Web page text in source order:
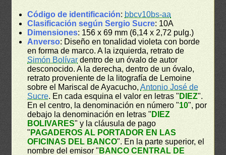
Código de identificación: bbcv10bs-aa
Clasificación según Sergio Sucre: 10A
Dimensiones: 156 x 69 mm (6,14 x 2,72 pulg.)
Anverso: Diseño en tonalidad violeta con borde
en forma de marco. A la izquierda, retrato de
Simón Bolívar dentro de un óvalo de autor
desconocido. A la derecha, dentro de un óvalo,
retrato proveniente de la litografía de Lemoine
sobre el Mariscal de Ayacucho,Antonio José de
Sucre. En cada esquina el valor en letras " DIEZ".
En el centro, la denominación en número "10", por
debajo la denominación en letras " DIEZ
BOLIVARES" y la cláusula de pago
" PAGADEROS AL PORTADOR EN LAS
OFICINAS DEL BANCO". En la parte superior, el
nombre del emisor " BANCO CENTRAL DE